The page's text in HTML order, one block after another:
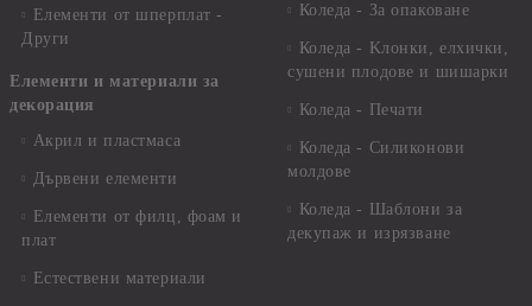
Елементи от шперплат -
Други
Елементи и материали за
декорация
Акрил и пластмаса
Дървени елементи
Елементи от филц, фоам и
плат
Естествени материали
Коледа - За опаковане
Коледа - Kлонки, елхички,
сушени плодове и шишарки
Коледа - Печати
Коледа - Силиконови
молдове
Коледа - Шаблони за
декупаж и изрязване